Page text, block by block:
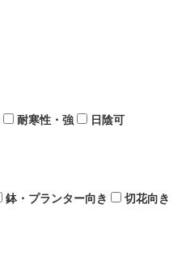
耐寒性・強
日陰可
鉢・プランター向き
切花向き